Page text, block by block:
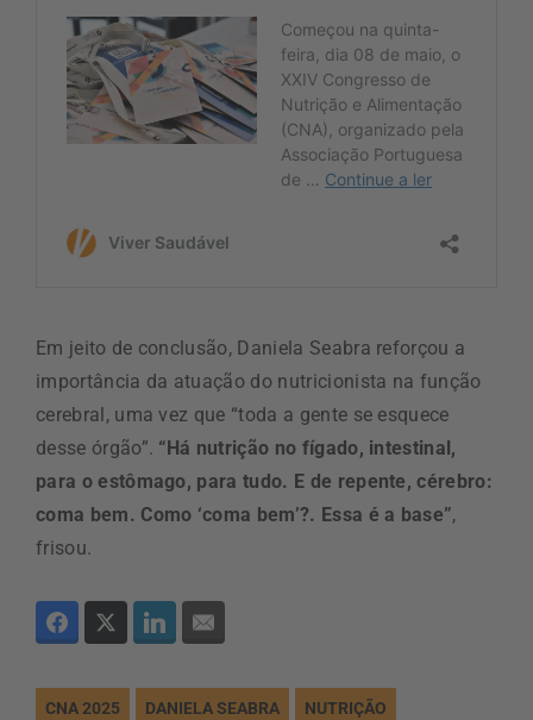
Em jeito de conclusão, Daniela Seabra reforçou a
importância da atuação do nutricionista na função
cerebral, uma vez que “toda a gente se esquece
desse órgão”. “Há nutrição no fígado, intestinal,
para o estômago, para tudo. E de repente, cérebro:
coma bem. Como ‘coma bem’?. Essa é a base”,
frisou.
CNA 2025 DANIELA SEABRA NUTRIÇÃO